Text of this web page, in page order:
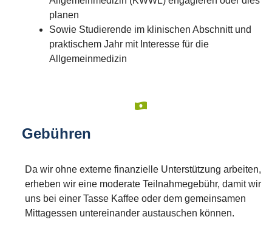
planen
Sowie Studierende im klinischen Abschnitt und
praktischem Jahr mit Interesse für die
Allgemeinmedizin
Gebühren
Da wir ohne externe finanzielle Unterstützung arbeiten,
erheben wir eine moderate Teilnahmegebühr, damit wir
uns bei einer Tasse Kaffee oder dem gemeinsamen
Mittagessen untereinander austauschen können.